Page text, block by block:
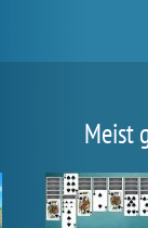
Meist